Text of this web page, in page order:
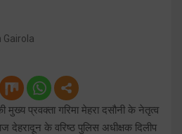
Gairola
प्रवक्ता गरिमा मेहरा दसौनी के नेतृत्व
के वरिष्ठ पुलिस अधीक्षक दिलीप